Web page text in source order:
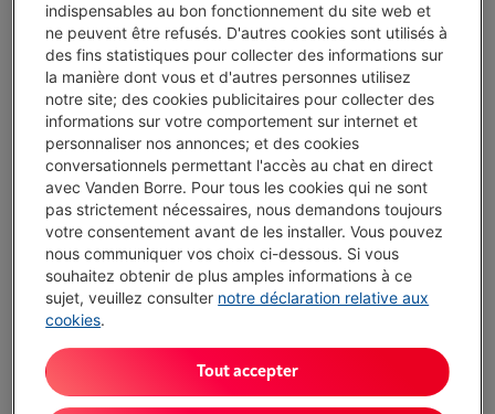
MARSHALL MAJOR V BLACK
(2)
Réduction active du bruit : Non
Type: Casque audio on-ear
Autonomie batterie max.: 80 h
Disponibilité limitée-Voir le stock
€ 123,00
J'achète
MARSHALL MAJOR V BROWN
Type: Casque audio on-ear
Autonomie batterie max.: 100 h
indispensables au bon fonctionnement du site web et
ne peuvent être refusés. D'autres cookies sont utilisés à
des fins statistiques pour collecter des informations sur
la manière dont vous et d'autres personnes utilisez
notre site; des cookies publicitaires pour collecter des
informations sur votre comportement sur internet et
personnaliser nos annonces; et des cookies
conversationnels permettant l'accès au chat en direct
avec Vanden Borre. Pour tous les cookies qui ne sont
pas strictement nécessaires, nous demandons toujours
votre consentement avant de les installer. Vous pouvez
nous communiquer vos choix ci-dessous. Si vous
souhaitez obtenir de plus amples informations à ce
sujet, veuillez consulter notre déclaration relative aux
cookies.
Tout accepter